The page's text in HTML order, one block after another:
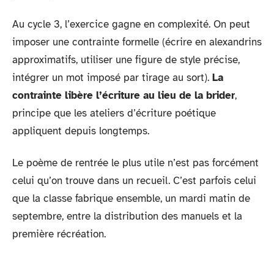
Au cycle 3, l’exercice gagne en complexité. On peut
imposer une contrainte formelle (écrire en alexandrins
approximatifs, utiliser une figure de style précise,
intégrer un mot imposé par tirage au sort). La
contrainte libère l’écriture au lieu de la brider,
principe que les ateliers d’écriture poétique
appliquent depuis longtemps.
Le poème de rentrée le plus utile n’est pas forcément
celui qu’on trouve dans un recueil. C’est parfois celui
que la classe fabrique ensemble, un mardi matin de
septembre, entre la distribution des manuels et la
première récréation.